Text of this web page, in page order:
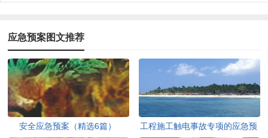
应急预案图文推荐
安全应急预案（精选6篇）
工程施工触电事故专项的应急预